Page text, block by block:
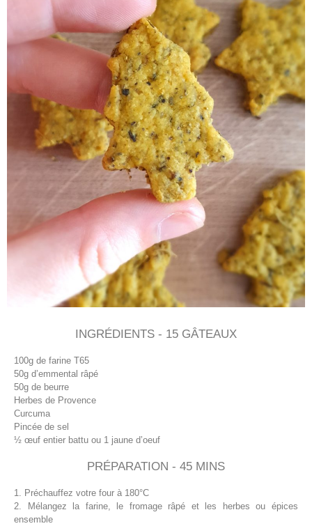
INGRÉDIENTS - 15 GÂTEAUX
100g de farine T65
50g d’emmental râpé
50g de beurre
Herbes de Provence
Curcuma
Pincée de sel
½ œuf entier battu ou 1 jaune d’oeuf
PRÉPARATION - 45 MINS
1. Préchauffez votre four à 180°C
2. Mélangez la farine, le fromage râpé et les herbes ou épices
ensemble